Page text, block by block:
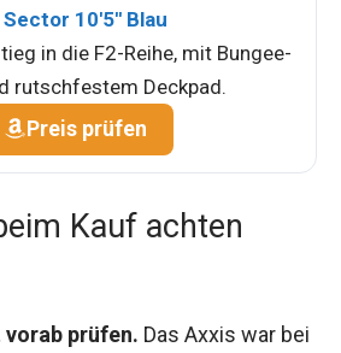
Sector 10'5'' Blau
in die F2-Reihe, mit Bungee-
rutschfestem Deckpad.
Preis prüfen
Kauf achten
prüfen. Das Axxis war bei